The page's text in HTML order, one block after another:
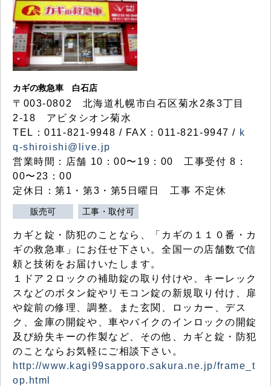
カギの救急車 白石店
〒003-0802 北海道札幌市白石区菊水2条3丁目
2-18 アビタシオン菊水
TEL：011-821-9948 / FAX：011-821-9947 / k
q-shiroishi@live.jp
営業時間：店舗 10：00〜19：00 工事受付 8：
00〜23：00
定休日：第1・第3・第5日曜日 工事 不定休
販売可 工事・取付可
カギと錠・防犯のことなら、「カギの１１０番・カ
ギの救急車」にお任せ下さい。全国一の店舗数で信
頼と技術をお届けいたします。
１ドア２ロックの補助錠の取り付けや、キーレック
スなどのボタン錠やリモコン錠の新規取り付け、扉
や錠前の修理、調整。また玄関、ロッカー、デス
ク、金庫の開錠や、車やバイクのインロックの開錠
及び紛失キーの作製など、その他、カギと錠・防犯
のことならお気軽にご相談下さい。
http://www.kagi99sapporo.sakura.ne.jp/frame_t
op.html